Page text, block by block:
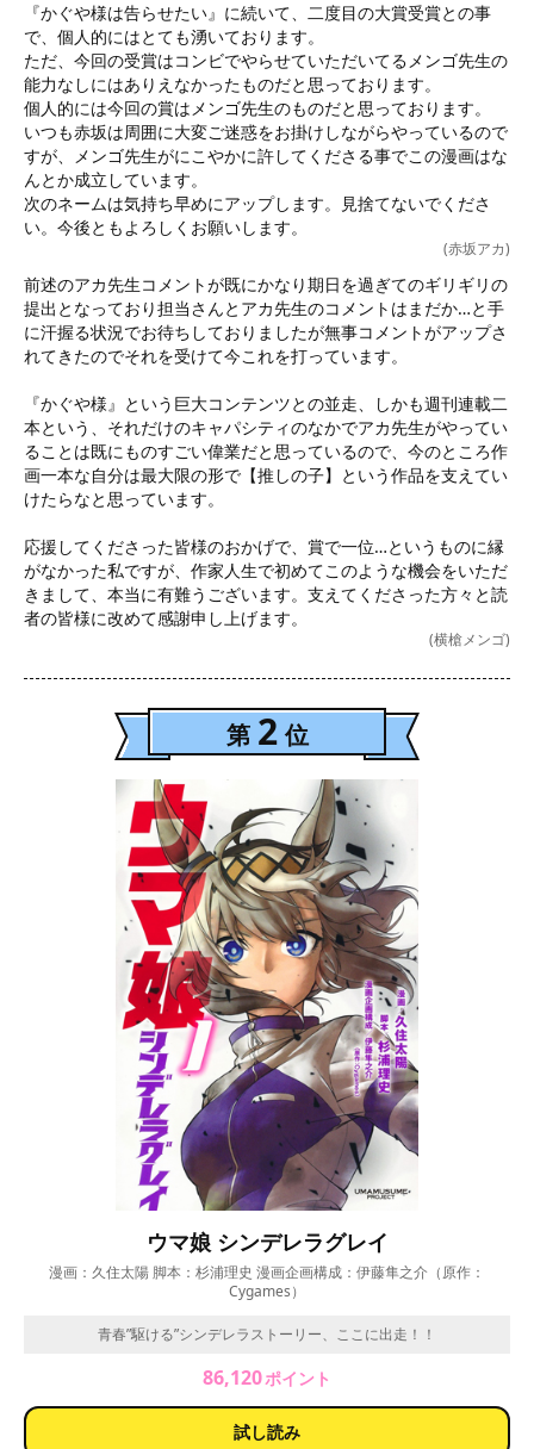
『かぐや様は告らせたい』に続いて、二度目の大賞受賞との事
で、個人的にはとても湧いております。
ただ、今回の受賞はコンビでやらせていただいてるメンゴ先生の
能力なしにはありえなかったものだと思っております。
個人的には今回の賞はメンゴ先生のものだと思っております。
いつも赤坂は周囲に大変ご迷惑をお掛けしながらやっているので
すが、メンゴ先生がにこやかに許してくださる事でこの漫画はな
んとか成立しています。
次のネームは気持ち早めにアップします。見捨てないでくださ
い。今後ともよろしくお願いします。
(赤坂アカ)
前述のアカ先生コメントが既にかなり期日を過ぎてのギリギリの
提出となっており担当さんとアカ先生のコメントはまだか…と手
に汗握る状況でお待ちしておりましたが無事コメントがアップさ
れてきたのでそれを受けて今これを打っています。
『かぐや様』という巨大コンテンツとの並走、しかも週刊連載二
本という、それだけのキャパシティのなかでアカ先生がやってい
ることは既にものすごい偉業だと思っているので、今のところ作
画一本な自分は最大限の形で【推しの子】という作品を支えてい
けたらなと思っています。
応援してくださった皆様のおかげで、賞で一位…というものに縁
がなかった私ですが、作家人生で初めてこのような機会をいただ
きまして、本当に有難うございます。支えてくださった方々と読
者の皆様に改めて感謝申し上げます。
(横槍メンゴ)
第 2 位
ウマ娘 シンデレラグレイ
漫画：久住太陽 脚本：杉浦理史 漫画企画構成：伊藤隼之介（原作：
Cygames）
青春”駆ける”シンデレラストーリー、ここに出走！！
86,120ポイント
試し読み